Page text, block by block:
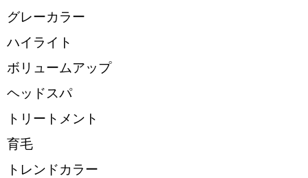
グレーカラー
ハイライト
ボリュームアップ
ヘッドスパ
トリートメント
育毛
トレンドカラー